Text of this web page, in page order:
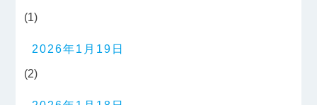
(1)
2026年1月19日
(2)